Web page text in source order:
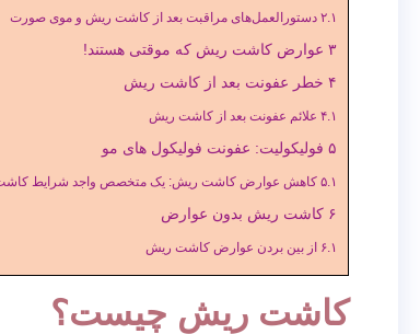
کاشت مو
به روش
RHT
۲.۱ دستورالعمل‌های مراقبت بعد از کاشت ریش و موی صورت
۳ عوارض کاشت ریش که موقتی هستند!
۴ خطر عفونت بعد از کاشت ریش
۴.۱ علائم عفونت بعد از کاشت ریش
۵ فولیکولیت: عفونت فولیکول های مو
۵.۱ کاهش عوارض کاشت ریش: یک متخصص واجد شرایط کاشت
۶ کاشت ریش بدون عوارض
۶.۱ از بین بردن عوارض کاشت ریش
کاشت ریش چیست؟